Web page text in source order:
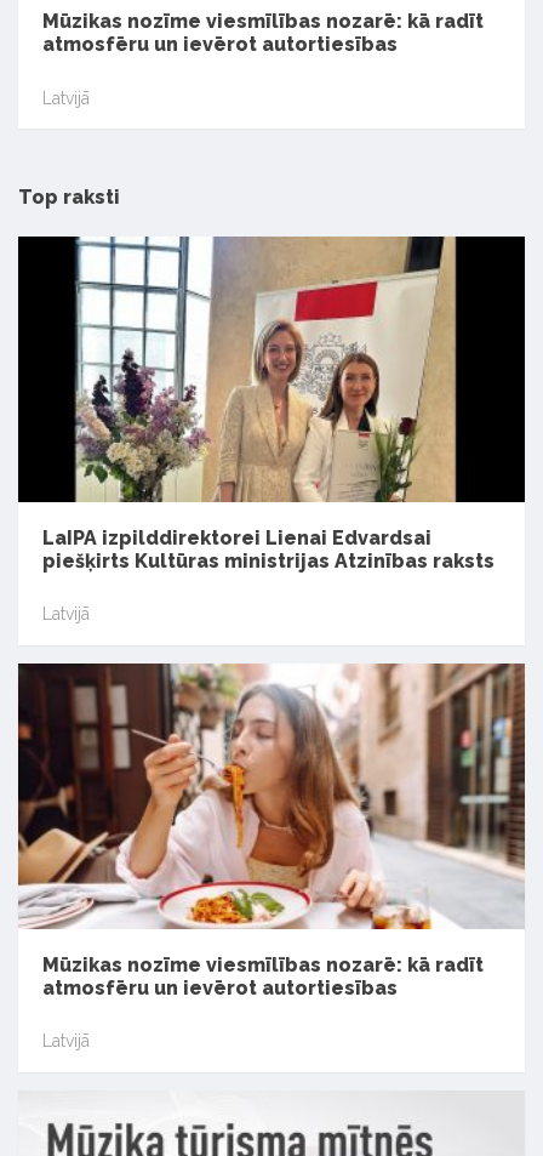
Mūzikas nozīme viesmīlības nozarē: kā radīt
atmosfēru un ievērot autortiesības
Latvijā
Top raksti
LaIPA izpilddirektorei Lienai Edvardsai
piešķirts Kultūras ministrijas Atzinības raksts
Latvijā
Mūzikas nozīme viesmīlības nozarē: kā radīt
atmosfēru un ievērot autortiesības
Latvijā